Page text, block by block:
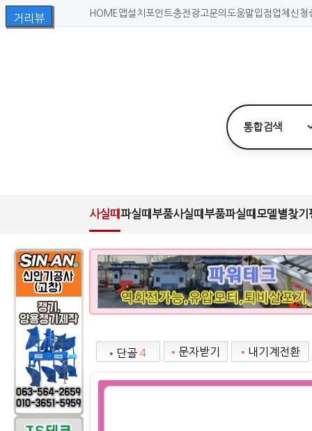
HOME 앱설치 포인트충전 광고문의 도움말입점업체신청
사실때파실때 부품사실때 부품파실때 모델별찾기
• 단골 4 • 문자받기 • 내기계전환